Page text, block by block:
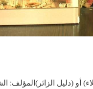
أو (دليل